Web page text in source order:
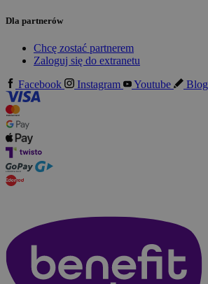
Dla partnerów
Chcę zostać partnerem
Zaloguj się do extranetu
Facebook
Instagram Youtube Blog